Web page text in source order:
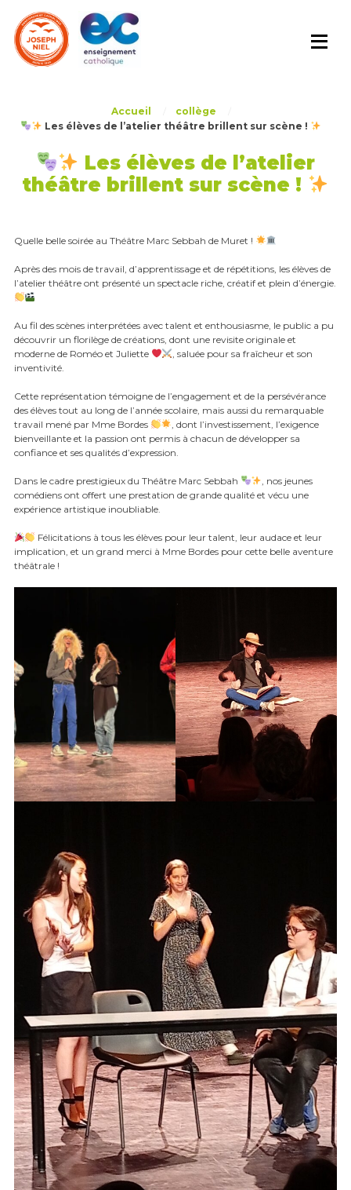
Accueil collège
Les élèves de l’atelier théâtre brillent sur scène !
Les élèves de l’atelier
théâtre brillent sur scène !
Quelle belle soirée au Théâtre Marc Sebbah de Muret !
Après des mois de travail, d’apprentissage et de répétitions, les élèves de
l’atelier théâtre ont présenté un spectacle riche, créatif et plein d’énergie.
Au fil des scènes interprétées avec talent et enthousiasme, le public a pu
découvrir un florilège de créations, dont une revisite originale et
moderne de Roméo et Juliette
, saluée pour sa fraîcheur et son
inventivité.
Cette représentation témoigne de l’engagement et de la persévérance
des élèves tout au long de l’année scolaire, mais aussi du remarquable
travail mené par Mme Bordes
, dont l’investissement, l’exigence
bienveillante et la passion ont permis à chacun de développer sa
confiance et ses qualités d’expression.
Dans le cadre prestigieux du Théâtre Marc Sebbah
, nos jeunes
comédiens ont offert une prestation de grande qualité et vécu une
expérience artistique inoubliable.
Félicitations à tous les élèves pour leur talent, leur audace et leur
implication, et un grand merci à Mme Bordes pour cette belle aventure
théâtrale !